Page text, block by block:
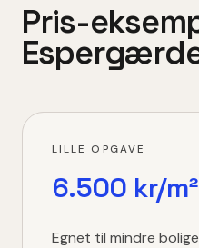
Pris-
LILLE OPGAVE
6.500 kr/m²
Egnet til mindre